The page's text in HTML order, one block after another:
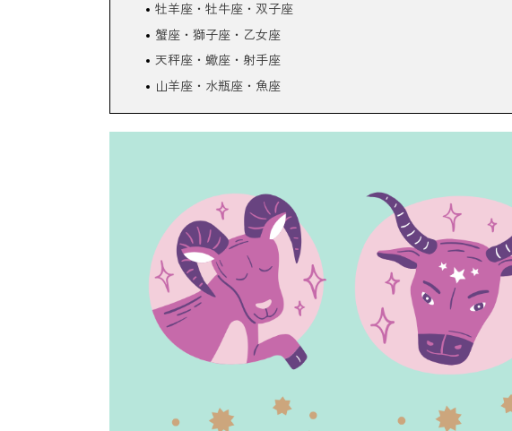
牡羊座・牡牛座・双子座
蟹座・獅子座・乙女座
天秤座・蠍座・射手座
山羊座・水瓶座・魚座